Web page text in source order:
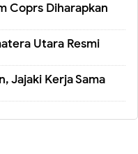
Coprs Diharapkan
Utara Resmi
Jajaki Kerja Sama